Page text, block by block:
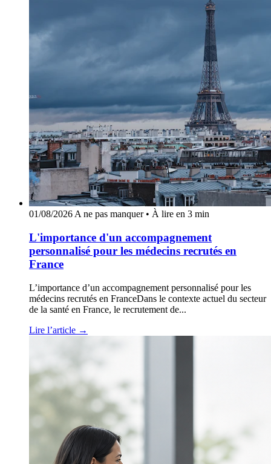
01/08/2026A ne pas manquer • À lire en 3 min
L'importance d'un accompagnement
personnalisé pour les médecins recrutés en
France
L’importance d’un accompagnement personnalisé pour les
médecins recrutés en FranceDans le contexte actuel du secteur
de la santé en France, le recrutement de...
Lire l’article →